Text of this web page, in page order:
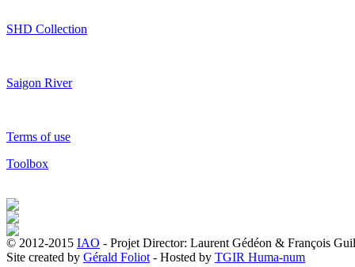
SHD Collection
Saigon River
Terms of use
Toolbox
© 2012-2015 IAO - Projet Director: Laurent Gédéon & François
Site created by Gérald Foliot - Hosted by TGIR Huma-num